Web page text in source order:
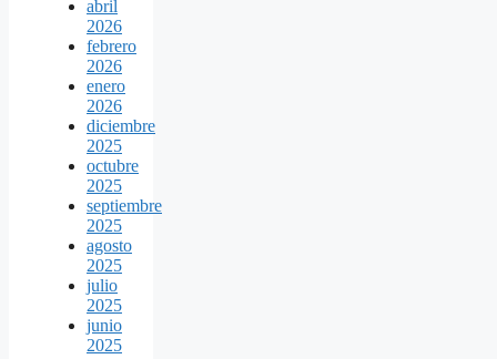
abril
2026
febrero
2026
enero
2026
diciembre
2025
octubre
2025
septiembre
2025
agosto
2025
julio
2025
junio
2025